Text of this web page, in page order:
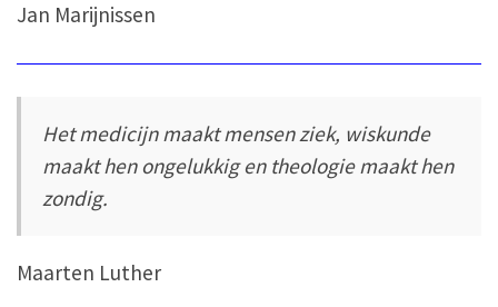
Jan Marijnissen
Het medicijn maakt mensen ziek, wiskunde
maakt hen ongelukkig en theologie maakt hen
zondig.
Maarten Luther